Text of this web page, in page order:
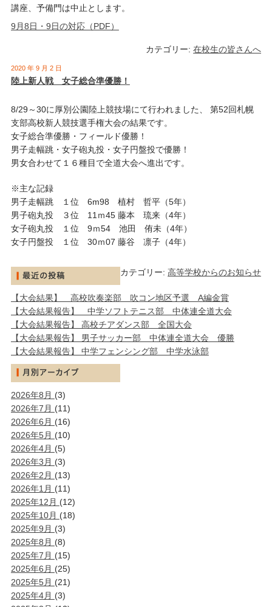
講座、予備門は中止とします。
9月8日・9日の対応（PDF）
カテゴリー:在校生の皆さんへ
2020 年 9 月 2 日
陸上新人戦 女子総合準優勝！
8/29～30に厚別公園陸上競技場にて行われました、 第52回札幌
支部高校新人競技選手権大会の結果です。
女子総合準優勝・フィールド優勝！
男子走幅跳・女子砲丸投・女子円盤投で優勝！
男女合わせて１６種目で全道大会へ進出です。
※主な記録
男子走幅跳 １位 6m98 植村 哲平（5年）
男子砲丸投 ３位 11ｍ45 藤本 琉来（4年）
女子砲丸投 １位 9ｍ54 池田 侑未（4年）
女子円盤投 １位 30ｍ07 藤谷 凛子（4年）
カテゴリー:高等学校からのお知らせ
【大会結果】 高校吹奏楽部 吹コン地区予選 A編金賞
【大会結果報告】 中学ソフトテニス部 中体連全道大会
【大会結果報告】 高校チアダンス部 全国大会
【大会結果報告】 男子サッカー部 中体連全道大会 優勝
【大会結果報告】 中学フェンシング部 中学水泳部
2026年8月 (3)
2026年7月 (11)
2026年6月 (16)
2026年5月 (10)
2026年4月 (5)
2026年3月 (3)
2026年2月 (13)
2026年1月 (11)
2025年12月 (12)
2025年10月 (18)
2025年9月 (3)
2025年8月 (8)
2025年7月 (15)
2025年6月 (25)
2025年5月 (21)
2025年4月 (3)